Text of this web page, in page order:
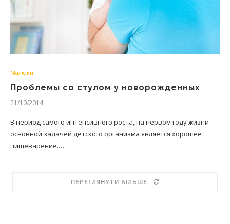
Малюки
Проблемы со стулом у новорожденных
21/10/2014
В период самого интенсивного роста, на первом году жизни
основной задачей детского организма является хорошее
пищеварение.…
ПЕРЕГЛЯНУТИ БІЛЬШЕ